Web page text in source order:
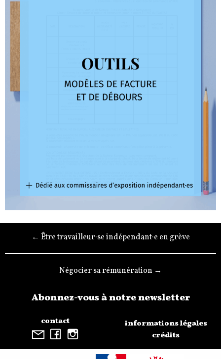
← Être travailleur·se indépendant·e en grève
Négocier sa rémunération →
contact
Abonnez-vous à notre newsletter
informations légales
crédits